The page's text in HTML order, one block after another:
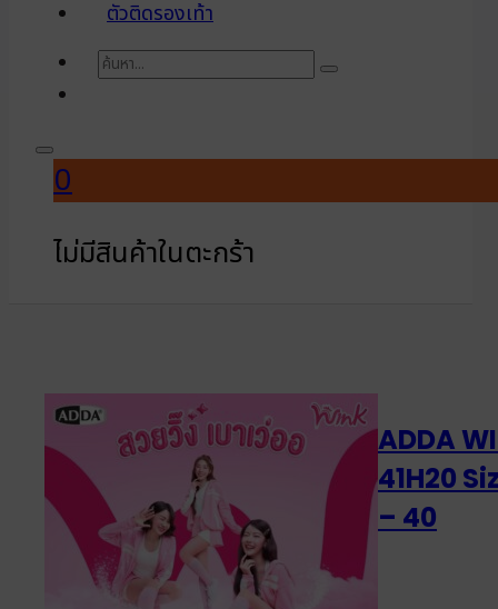
ตัวติดรองเท้า
ค้นหา
0
ไม่มีสินค้าในตะกร้า
ADDA
41H20
– 40